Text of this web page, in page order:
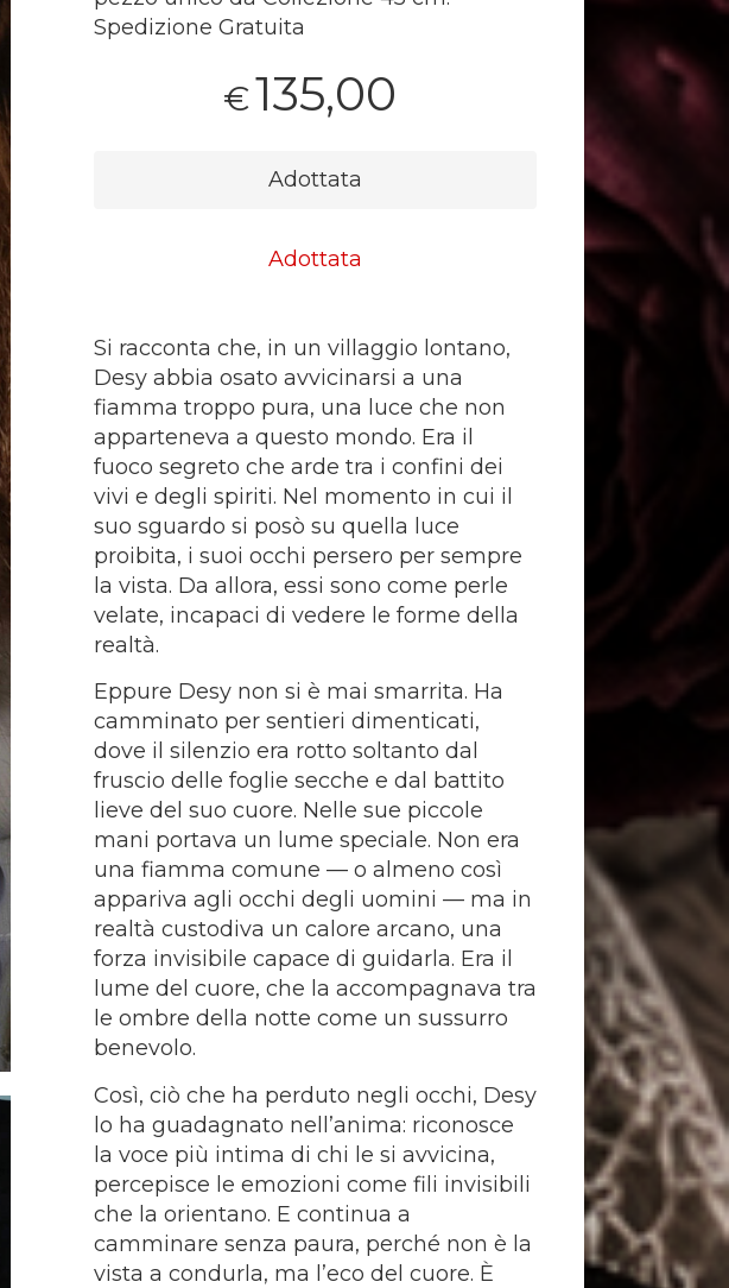
Spedizione Gratuita
€135,00
Adottata
Adottata
Si racconta che, in un villaggio lontano,
Desy abbia osato avvicinarsi a una
fiamma troppo pura, una luce che non
apparteneva a questo mondo. Era il
fuoco segreto che arde tra i confini dei
vivi e degli spiriti. Nel momento in cui il
suo sguardo si posò su quella luce
proibita, i suoi occhi persero per sempre
la vista. Da allora, essi sono come perle
velate, incapaci di vedere le forme della
realtà.
Eppure Desy non si è mai smarrita. Ha
camminato per sentieri dimenticati,
dove il silenzio era rotto soltanto dal
fruscio delle foglie secche e dal battito
lieve del suo cuore. Nelle sue piccole
mani portava un lume speciale. Non era
una fiamma comune — o almeno così
appariva agli occhi degli uomini — ma in
realtà custodiva un calore arcano, una
forza invisibile capace di guidarla. Era il
lume del cuore, che la accompagnava tra
le ombre della notte come un sussurro
benevolo.
Così, ciò che ha perduto negli occhi, Desy
lo ha guadagnato nell’anima: riconosce
la voce più intima di chi le si avvicina,
percepisce le emozioni come fili invisibili
che la orientano. E continua a
camminare senza paura, perché non è la
vista a condurla, ma l’eco del cuore. È